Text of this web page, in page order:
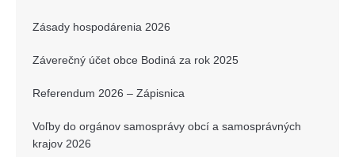
Zásady hospodárenia 2026
Záverečný účet obce Bodiná za rok 2025
Referendum 2026 – Zápisnica
Voľby do orgánov samosprávy obcí a samosprávných
krajov 2026